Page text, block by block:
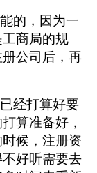
的，因为一
商局的规
公司后，再
经打算好要
算准备好，
候，注册资
好听需要去